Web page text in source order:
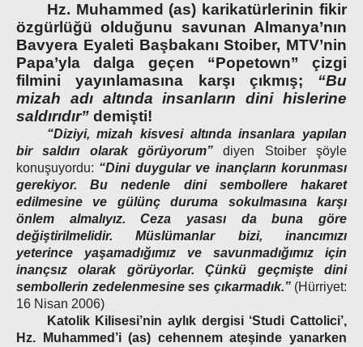
Hz. Muhammed (as) karikatürlerinin fikir
özgürlüğü olduğunu savunan Almanya’nın
Bavyera Eyaleti Başbakanı Stoiber, MTV’nin
Papa’yla dalga geçen “Popetown” çizgi
filmini yayınlamasına karşı çıkmış; “Bu
mizah adı altında insanların dini hislerine
saldırıdır” demişti!
“Diziyi, mizah kisvesi altında insanlara yapılan
bir saldırı olarak görüyorum” diyen Stoiber şöyle
konuşuyordu: “Dini duygular ve inançların korunması
gerekiyor. Bu nedenle dini sembollere hakaret
edilmesine ve gülünç duruma sokulmasına karşı
önlem almalıyız. Ceza yasası da buna göre
değiştirilmelidir. Müslümanlar bizi, inancımızı
yeterince yaşamadığımız ve savunmadığımız için
inançsız olarak görüyorlar. Çünkü geçmişte dini
sembollerin zedelenmesine ses çıkarmadık.”(Hürriyet:
16 Nisan 2006)
Katolik Kilisesi’nin aylık dergisi ‘Studi Cattolici’,
Hz. Muhammed’i (as) cehennem ateşinde yanarken